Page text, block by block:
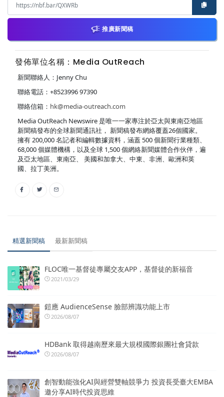
推廣新聞稿
發佈單位名稱：Media OutReach
新聞聯絡人：Jenny Chu
聯絡電話：+8523996 97390
聯絡信箱： hk@media-outreach.com
Media OutReach Newswire 是唯一一家專注於亞太與東南亞地區
新聞稿發布的全球新聞通訊社， 新聞稿發布網絡覆蓋26個國家。
擁有 200,000 名記者和編輯數據資料，涵蓋 500 個新聞行業種類、
68,000 個媒體機構，以及全球 1,500 個網絡新聞媒體合作伙伴，遍
及亞太地區、東南亞、 美國和加拿大、中東、非洲、歐洲和英
國、拉丁美洲。
精選新聞稿 最新新聞稿
FLOC唯一基督徒專屬交友APP，基督徒的新福音
2021/03/29
鎧應 AudienceSense 臉部辨識功能上市
2026/08/07
HDBank 取得越南歷來最大規模國際銀團社會貸款
2026/08/07
創智動能強化AI與經營雙軸競爭力 投資長受臺大EMBA
邀分享AI時代投資思維